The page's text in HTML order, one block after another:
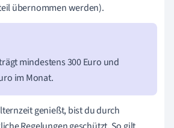
übernommen werden).
mindestens 300 Euro und
im Monat.
genießt, bist du durch